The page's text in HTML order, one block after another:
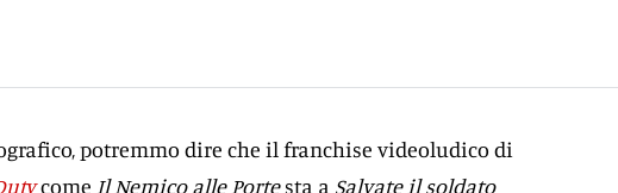
potremmo dire che il franchise videoludico di
come Il Nemico alle Portesta a Salvate il soldato